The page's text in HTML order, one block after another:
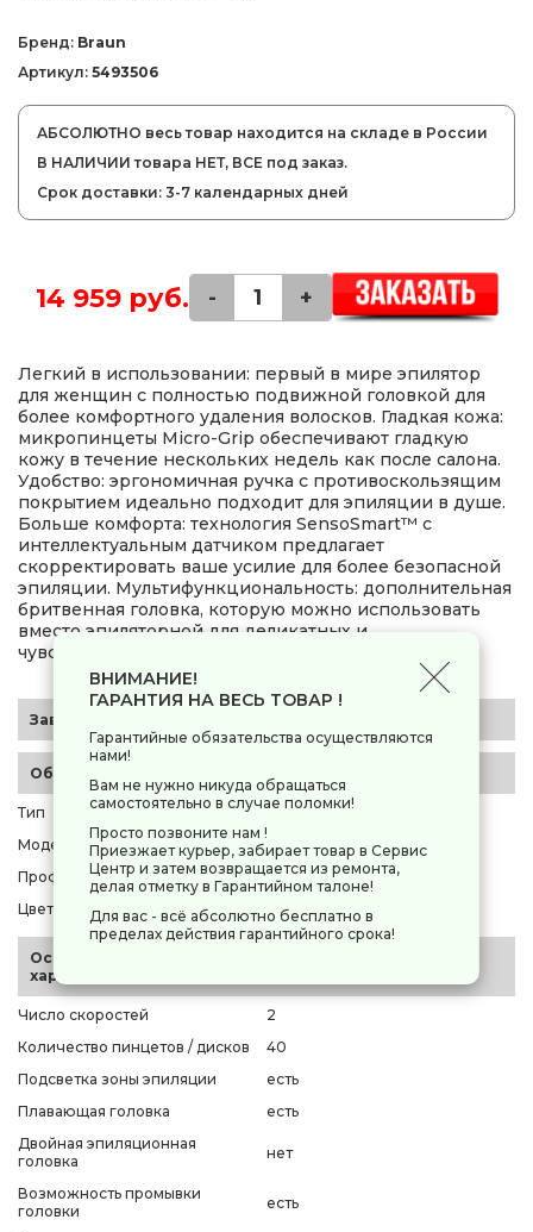
Бренд: Braun
Артикул: 5493506
АБСОЛЮТНО весь товар находится на складе в России
В НАЛИЧИИ товара НЕТ, ВСЕ под заказ.
Срок доставки: 3-7 календарных дней
14 959 руб. - +
Легкий в использовании: первый в мире эпилятор
для женщин с полностью подвижной головкой для
более комфортного удаления волосков. Гладкая кожа:
микропинцеты Micro-Grip обеспечивают гладкую
кожу в течение нескольких недель как после салона.
Удобство: эргономичная ручка с противоскользящим
покрытием идеально подходит для эпиляции в душе.
Больше комфорта: технология SensoSmart™ с
интеллектуальным датчиком предлагает
скорректировать ваше усилие для более безопасной
эпиляции. Мультифункциональность: дополнительная
бритвенная головка, которую можно использовать
вместо эпиляторной для деликатных и
чувствительных зон.
Заводские данные
Общие параметры
Тип
эпилятор
Модель
Braun SES 9-011
Профессиональная техника
нет
Цвет корпуса
белый
Основные
характеристики
Число скоростей
2
Количество пинцетов / дисков
40
Подсветка зоны эпиляции
есть
Плавающая головка
есть
Двойная эпиляционная
головка
нет
Возможность промывки
головки
есть
ВНИМАНИЕ!
ГАРАНТИЯ НА ВЕСЬ ТОВАР !
Гарантийные обязательства осуществляются
нами!
Вам не нужно никуда обращаться
самостоятельно в случае поломки!
Просто позвоните нам !
Приезжает курьер, забирает товар в Сервис
Центр и затем возвращается из ремонта,
делая отметку в Гарантийном талоне!
Для вас - всё абсолютно бесплатно в
пределах действия гарантийного срока!